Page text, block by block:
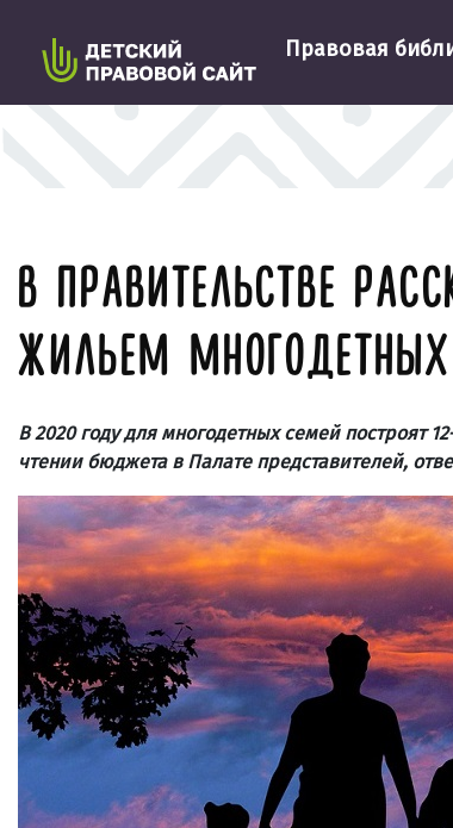
Правовая
В ПРАВИТЕЛЬСТВЕ
ЖИЛЬЕМ МНОГОДЕТНЫХ
В 2020 году для многодетных семей построят
чтении бюджета в Палате представителей,